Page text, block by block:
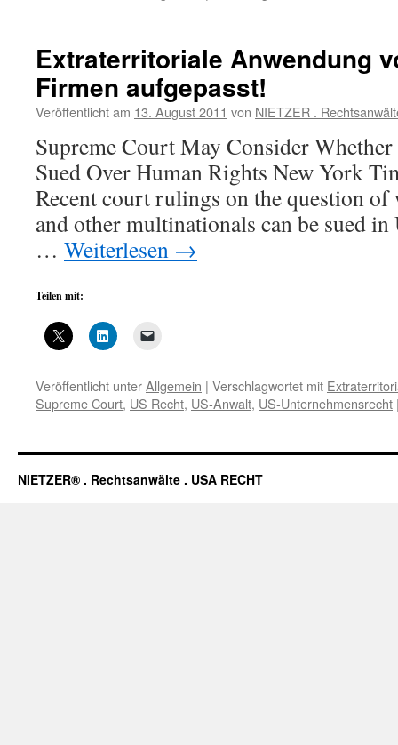
Extraterritoriale Anwendung
Firmen aufgepasst!
Veröffentlicht am 13. August 2011 von NIETZER .
Supreme Court May Consider
Sued Over Human Rights New York
Recent court rulings on the question
and other multinationals can be sued
… Weiterlesen →
Teilen mit:
Veröffentlicht unterAllgemein | Verschlagwortet mit
Supreme Court, US Recht, US-Anwalt, US-Unternehmensrecht
NIETZER® . Rechtsanwälte . USA RECHT